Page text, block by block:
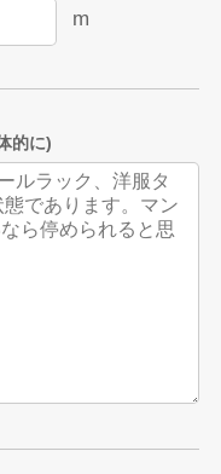
m
的に)